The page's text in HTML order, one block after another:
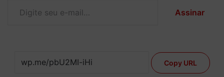
Assinar
Copy URL